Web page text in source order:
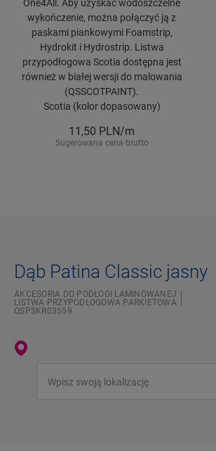
One4All. Aby uzyskać wodoszczelne
wykończenie, można połączyć ją z
paskami piankowymi Foamstrip,
Hydrokit i Hydrostrip. Listwa
przypodłogowa Scotia dostępna jest
również w białej wersji do malowania
(QSSCOTPAINT).
Scotia (kolor dopasowany)
11,50 PLN/m
Sugerowana cena brutto
Dąb Patina Classic jasny
AKCESORIA DO PODŁOGI LAMINOWANEJ
LISTWA PRZYPODŁOGOWA PARKIETOWA
QSPSKR03559